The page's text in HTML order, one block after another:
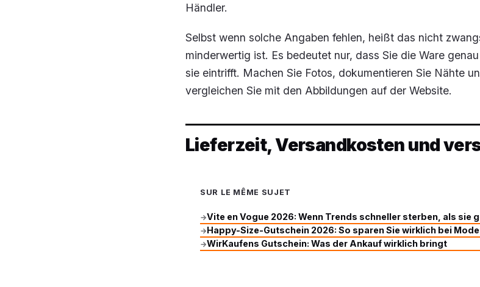
Händler.
Selbst wenn solche Angaben fehlen, heißt das nicht
minderwertig ist. Es bedeutet nur, dass Sie die Ware
sie eintrifft. Machen Sie Fotos, dokumentieren Sie Nähte
vergleichen Sie mit den Abbildungen auf der Website.
Lieferzeit, Versandkosten und
SUR LE MÊME SUJET
→Vite en Vogue 2026: Wenn Trends schneller sterben, als sie
→Happy-Size-Gutschein 2026: So sparen Sie wirklich bei
→WirKaufens Gutschein: Was der Ankauf wirklich bringt